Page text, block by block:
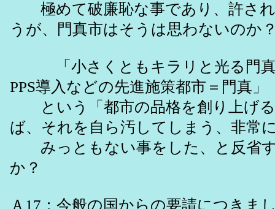
極めて破廉恥な事であり、許され
うが、門真市はそうは思わないのか
「小さくともキラリと光る門真
PPS導入などの先進施策都市＝門真」
という「都市の品格を創り上げる
ば、それを自ら汚してしまう、非常
みっともない事をした、と反省
か？
Ａ17：今般の国からの要請につきま